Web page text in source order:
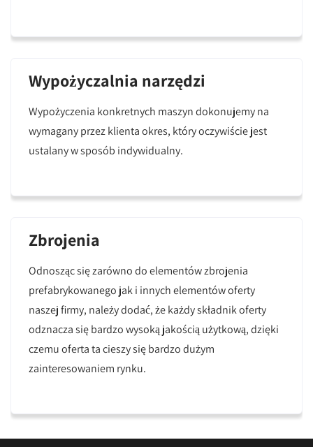
Wypożyczalnia narzędzi
Wypożyczenia konkretnych maszyn dokonujemy na
wymagany przez klienta okres, który oczywiście jest
ustalany w sposób indywidualny.
Zbrojenia
Odnosząc się zarówno do elementów zbrojenia
prefabrykowanego jak i innych elementów oferty
naszej firmy, należy dodać, że każdy składnik oferty
odznacza się bardzo wysoką jakością użytkową, dzięki
czemu oferta ta cieszy się bardzo dużym
zainteresowaniem rynku.